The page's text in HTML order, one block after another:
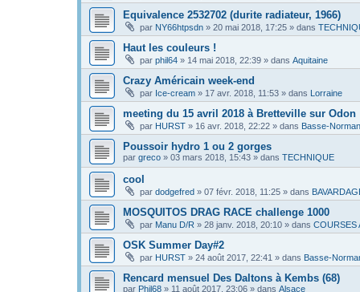
Equivalence 2532702 (durite radiateur, 1966)
par NY66htpsdn » 20 mai 2018, 17:25 » dans
Haut les couleurs !
par phil64 » 14 mai 2018, 22:39 » dans Aquitaine
Crazy Américain week-end
par Ice-cream » 17 avr. 2018, 11:53 » dans Lorraine
meeting du 15 avril 2018 à Bretteville sur Odon
par HURST » 16 avr. 2018, 22:22 » dans Basse-
Poussoir hydro 1 ou 2 gorges
par greco » 03 mars 2018, 15:43 » dans TECHNIQUE
cool
par dodgefred » 07 févr. 2018, 11:25 » dans
MOSQUITOS DRAG RACE challenge 1000
par Manu D/R » 28 janv. 2018, 20:10 » dans COURSES
OSK Summer Day#2
par HURST » 24 août 2017, 22:41 » dans Basse-
Rencard mensuel Des Daltons à Kembs (68)
par Phil68 » 11 août 2017, 23:06 » dans Alsace